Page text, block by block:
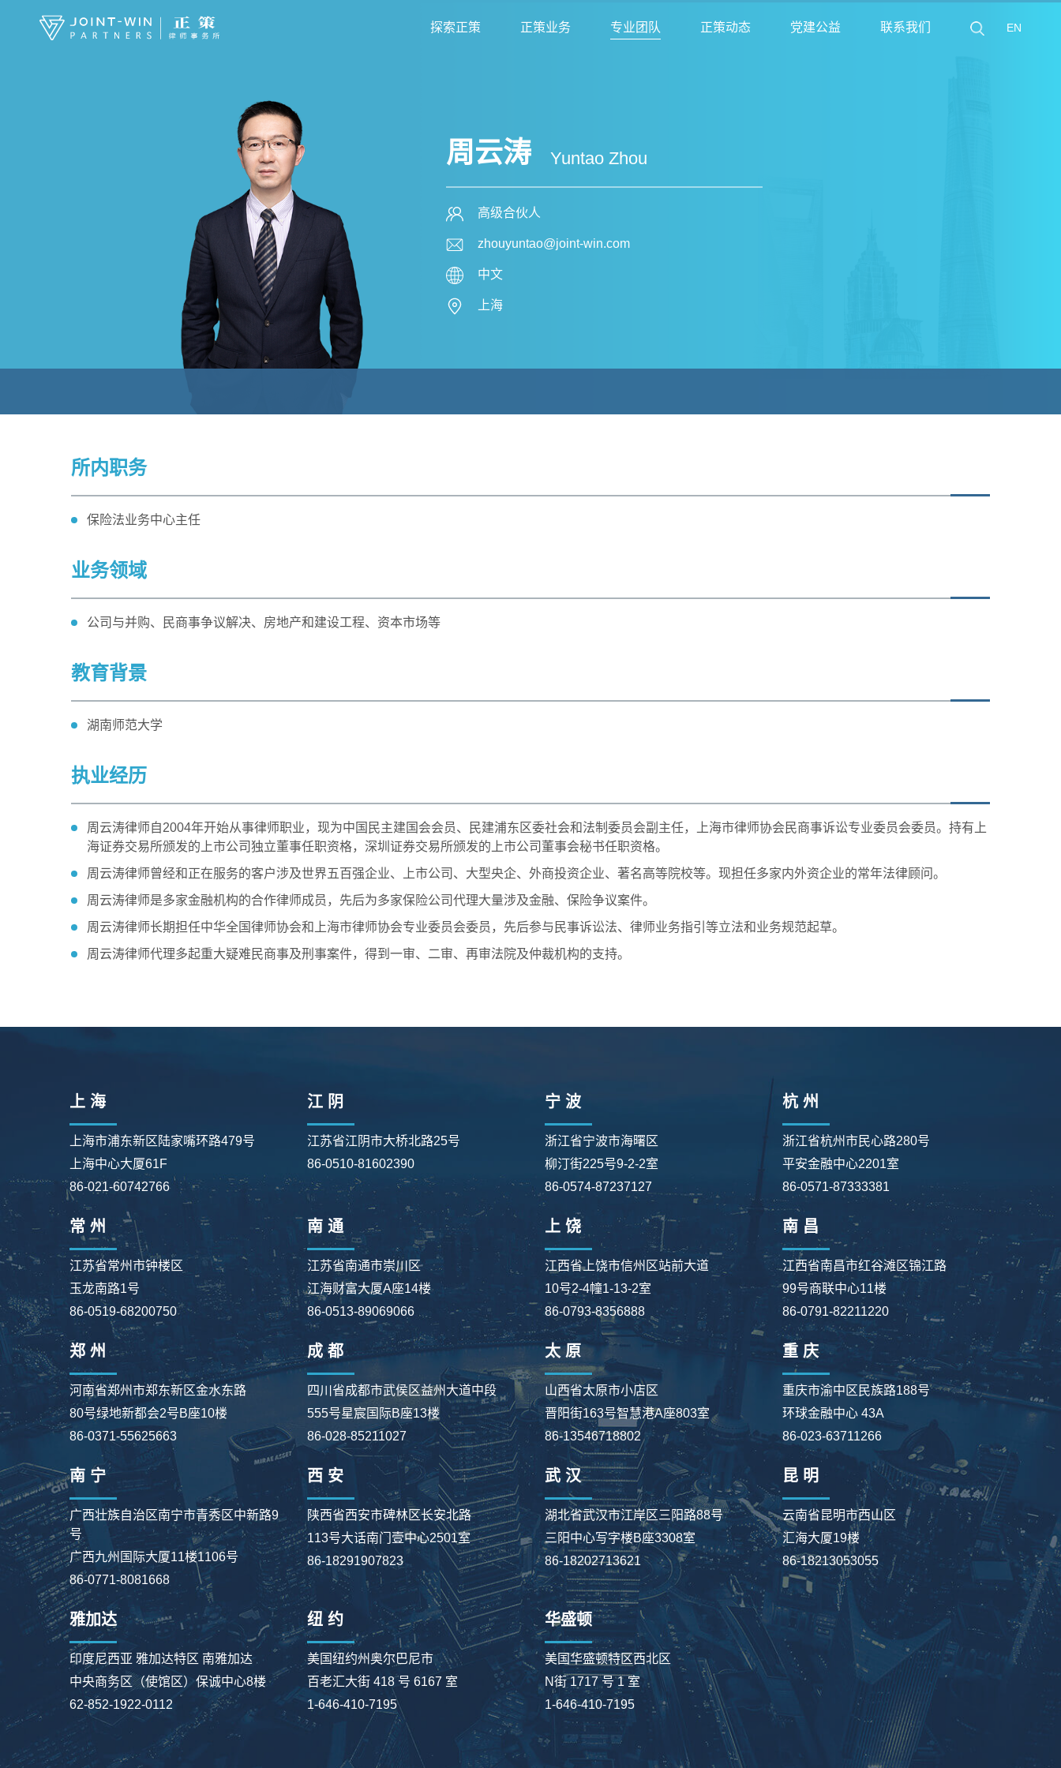
探索正策 正策业务 专业团队 正策动态 党建公益 联系我们 EN
周云涛 Yuntao Zhou
高级合伙人
zhouyuntao@joint-win.com
中文
上海
所内职务
保险法业务中心主任
业务领域
公司与并购、民商事争议解决、房地产和建设工程、资本市场等
教育背景
湖南师范大学
执业经历
周云涛律师自2004年开始从事律师职业，现为中国民主建国会会员、民建浦东区委社会和法制委员会副主任，上海市律师协会民商事诉讼专业委员会委员。持有上
海证券交易所颁发的上市公司独立董事任职资格，深圳证券交易所颁发的上市公司董事会秘书任职资格。
周云涛律师曾经和正在服务的客户涉及世界五百强企业、上市公司、大型央企、外商投资企业、著名高等院校等。现担任多家内外资企业的常年法律顾问。
周云涛律师是多家金融机构的合作律师成员，先后为多家保险公司代理大量涉及金融、保险争议案件。
周云涛律师长期担任中华全国律师协会和上海市律师协会专业委员会委员，先后参与民事诉讼法、律师业务指引等立法和业务规范起草。
周云涛律师代理多起重大疑难民商事及刑事案件，得到一审、二审、再审法院及仲裁机构的支持。
上 海
上海市浦东新区陆家嘴环路479号
上海中心大厦61F
86-021-60742766
江 阴
江苏省江阴市大桥北路25号
86-0510-81602390
宁 波
浙江省宁波市海曙区
柳汀街225号9-2-2室
86-0574-87237127
杭 州
浙江省杭州市民心路280号
平安金融中心2201室
86-0571-87333381
常 州
江苏省常州市钟楼区
玉龙南路1号
86-0519-68200750
南 通
江苏省南通市崇川区
江海财富大厦A座14楼
86-0513-89069066
上 饶
江西省上饶市信州区站前大道
10号2-4幢1-13-2室
86-0793-8356888
南 昌
江西省南昌市红谷滩区锦江路
99号商联中心11楼
86-0791-82211220
郑 州
河南省郑州市郑东新区金水东路
80号绿地新都会2号B座10楼
86-0371-55625663
成 都
四川省成都市武侯区益州大道中段
555号星宸国际B座13楼
86-028-85211027
太 原
山西省太原市小店区
晋阳街163号智慧港A座803室
86-13546718802
重 庆
重庆市渝中区民族路188号
环球金融中心 43A
86-023-63711266
南 宁
广西壮族自治区南宁市青秀区中新路9
号
广西九州国际大厦11楼1106号
86-0771-8081668
西 安
陕西省西安市碑林区长安北路
113号大话南门壹中心2501室
86-18291907823
武 汉
湖北省武汉市江岸区三阳路88号
三阳中心写字楼B座3308室
86-18202713621
昆 明
云南省昆明市西山区
汇海大厦19楼
86-18213053055
雅加达
印度尼西亚 雅加达特区 南雅加达
中央商务区（使馆区）保诚中心8楼
62-852-1922-0112
纽 约
美国纽约州奥尔巴尼市
百老汇大街 418 号 6167 室
1-646-410-7195
华盛顿
美国华盛顿特区西北区
N街 1717 号 1 室
1-646-410-7195